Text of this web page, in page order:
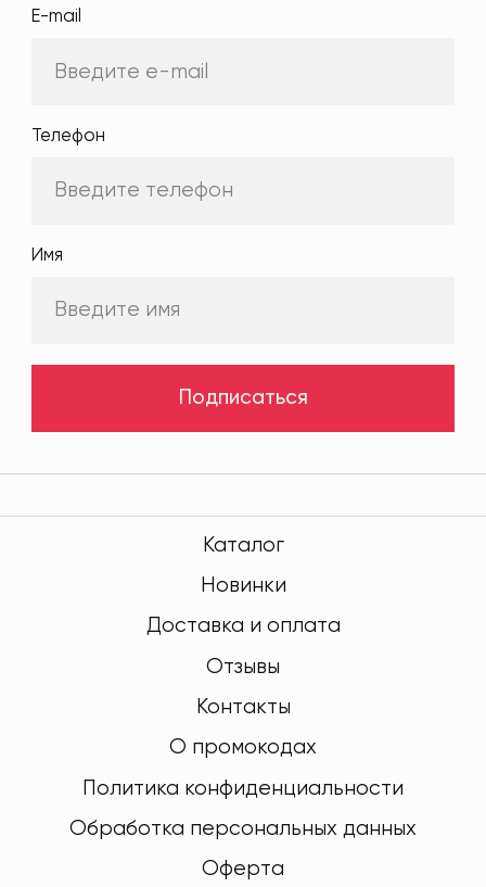
E-mail
Телефон
Имя
Подписаться
Каталог
Новинки
Доставка и оплата
Отзывы
Контакты
О промокодах
Политика конфиденциальности
Обработка персональных данных
Оферта